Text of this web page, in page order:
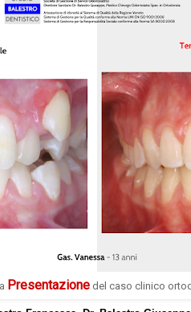
Presentazionedel caso clinico